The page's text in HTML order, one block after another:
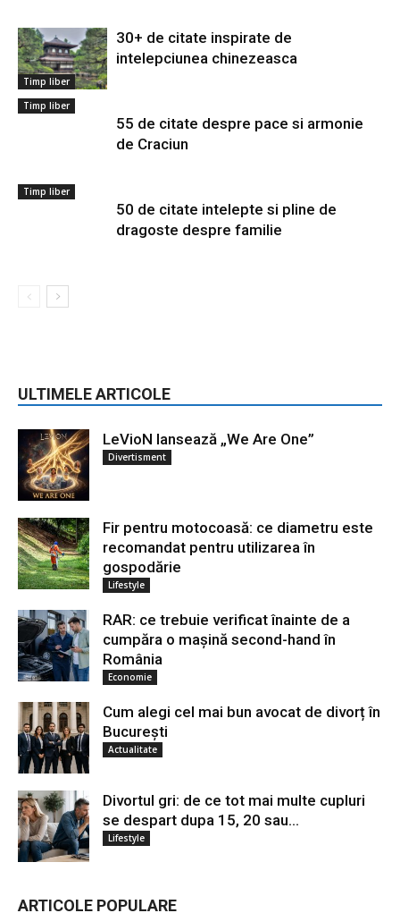
Timp liber
30+ de citate inspirate de
intelepciunea chinezeasca
Timp liber
55 de citate despre pace si armonie
de Craciun
Timp liber
50 de citate intelepte si pline de
dragoste despre familie
ULTIMELE ARTICOLE
LeVioN lansează „We Are One”
Divertisment
Fir pentru motocoasă: ce diametru este
recomandat pentru utilizarea în
gospodărie
Lifestyle
RAR: ce trebuie verificat înainte de a
cumpăra o mașină second-hand în
România
Economie
Cum alegi cel mai bun avocat de divorț în
București
Actualitate
Divortul gri: de ce tot mai multe cupluri
se despart dupa 15, 20 sau...
Lifestyle
ARTICOLE POPULARE